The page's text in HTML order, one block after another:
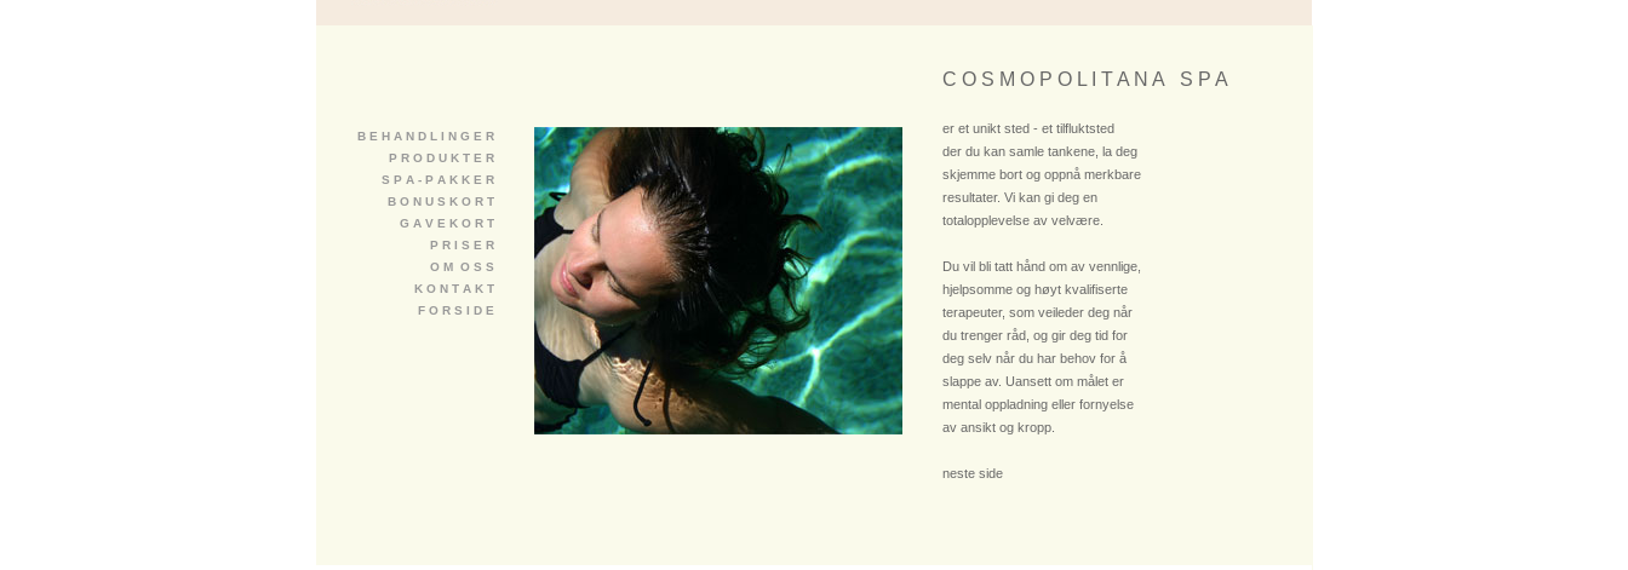
C O S M O P O L I T A N A S P A
er et unikt sted - et tilfluktsted
der du kan samle tankene, la deg
skjemme bort og oppnå merkbare
resultater. Vi kan gi deg en
totalopplevelse av velvære.
Du vil bli tatt hånd om av vennlige,
hjelpsomme og høyt kvalifiserte
terapeuter, som veileder deg når
du trenger råd, og gir deg tid for
deg selv når du har behov for å
slappe av. Uansett om målet er
mental oppladning eller fornyelse
av ansikt og kropp.
neste side
B E H A N D L I N G E R
P R O D U K T E R
S P A - P A K K E R
B O N U S K O R T
G A V E K O R T
P R I S E R
O M O S S
K O N T A K T
F O R S I D E